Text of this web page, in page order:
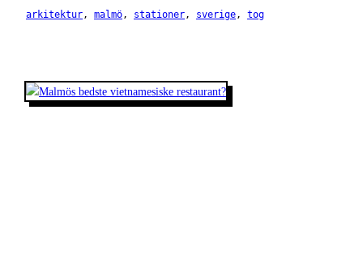
arkitektur, malmö, stationer, sverige, tog